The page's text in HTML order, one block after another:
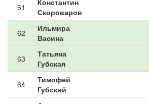
61
Константин
Скороваров
62
Ильмира
Васина
63
Татьяна
Губская
64
Тимофей
Губский